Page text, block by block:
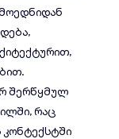
შერწყმულ
რაც